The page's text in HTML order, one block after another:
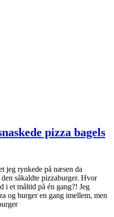
pizza bagels
jeg rynkede på næsen da
såkaldte pizzaburger. Hvor
i et måltid på én gang?! Jeg
og burger en gang imellem, men